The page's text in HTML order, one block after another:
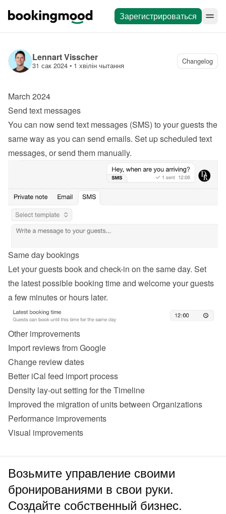
Зарегистрироваться
Lennart Visscher
31 сак 2024 • 1 хвілін чытання Changelog
March 2024
Send text messages
You can now send text messages (SMS) to your guests the
same way as you can send emails. Set up scheduled text
messages, or send them manually.
Same day bookings
Let your guests book and check-in on the same day. Set
the latest possible booking time and welcome your guests
a few minutes or hours later.
Other improvements
Import reviews from Google
Change review dates
Better iCal feed import process
Density lay-out setting for the Timeline
Improved the migration of units between Organizations
Performance improvements
Visual improvements
Возьмите управление своими
бронированиями в свои руки.
Создайте собственный бизнес.